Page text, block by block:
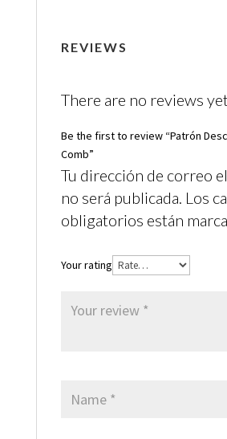
REVIEWS
There are no reviews
Be the first to review “Patrón
Comb”
Tu dirección de correo
no será publicada. Los
obligatorios están
Your rating